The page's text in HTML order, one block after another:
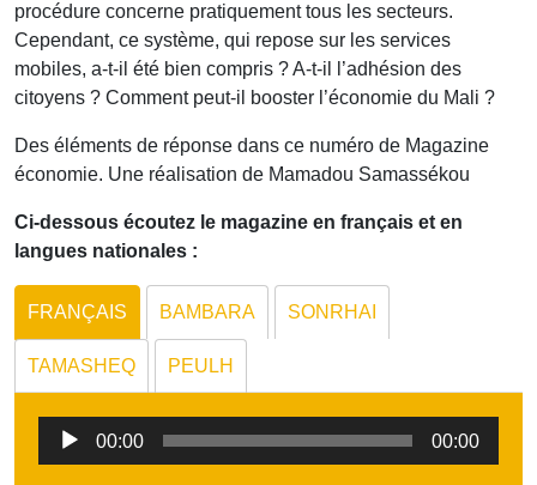
procédure concerne pratiquement tous les secteurs.
Cependant, ce système, qui repose sur les services
mobiles, a-t-il été bien compris ? A-t-il l’adhésion des
citoyens ? Comment peut-il booster l’économie du Mali ?
Des éléments de réponse dans ce numéro de Magazine
économie. Une réalisation de Mamadou Samassékou
Ci-dessous écoutez le magazine en français et en
langues nationales :
FRANÇAIS BAMBARA SONRHAI
TAMASHEQ PEULH
Lecteur
00:00 00:00